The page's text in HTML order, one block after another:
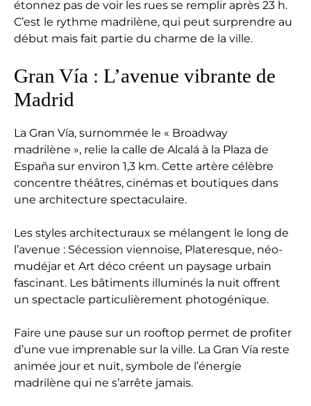
étonnez pas de voir les rues se remplir après 23 h.
C’est le rythme madrilène, qui peut surprendre au
début mais fait partie du charme de la ville.
Gran Vía : L’avenue vibrante de
Madrid
La Gran Vía, surnommée le « Broadway
madrilène », relie la calle de Alcalá à la Plaza de
España sur environ 1,3 km. Cette artère célèbre
concentre théâtres, cinémas et boutiques dans
une architecture spectaculaire.
Les styles architecturaux se mélangent le long de
l’avenue : Sécession viennoise, Plateresque, néo-
mudéjar et Art déco créent un paysage urbain
fascinant. Les bâtiments illuminés la nuit offrent
un spectacle particulièrement photogénique.
Faire une pause sur un rooftop permet de profiter
d’une vue imprenable sur la ville. La Gran Vía reste
animée jour et nuit, symbole de l’énergie
madrilène qui ne s’arrête jamais.